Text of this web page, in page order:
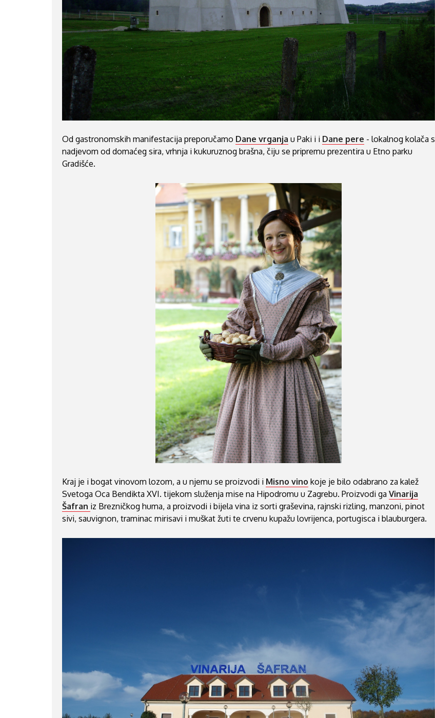
Od gastronomskih manifestacija preporučamo Dane vrganja u Paki i i Dane pere - lokalnog kolača s
nadjevom od domaćeg sira, vrhnja i kukuruznog brašna, čiju se pripremu prezentira u Etno parku
Gradišće.
Kraj je i bogat vinovom lozom, a u njemu se proizvodi i Misno vino koje je bilo odabrano za kalež
Svetoga Oca Bendikta XVI. tijekom služenja mise na Hipodromu u Zagrebu. Proizvodi ga Vinarija
Šafran iz Brezničkog huma, a proizvodi i bijela vina iz sorti graševina, rajnski rizling, manzoni, pinot
sivi, sauvignon, traminac mirisavi i muškat žuti te crvenu kupažu lovrijenca, portugisca i blauburgera.